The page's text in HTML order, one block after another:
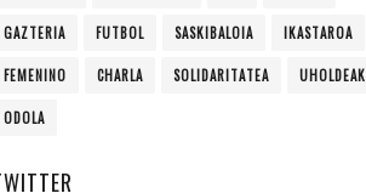
GAZTERIA FUTBOL SASKIBALOIA IKASTAROA
FEMENINO CHARLA SOLIDARITATEA UHOLDEAK
ODOLA